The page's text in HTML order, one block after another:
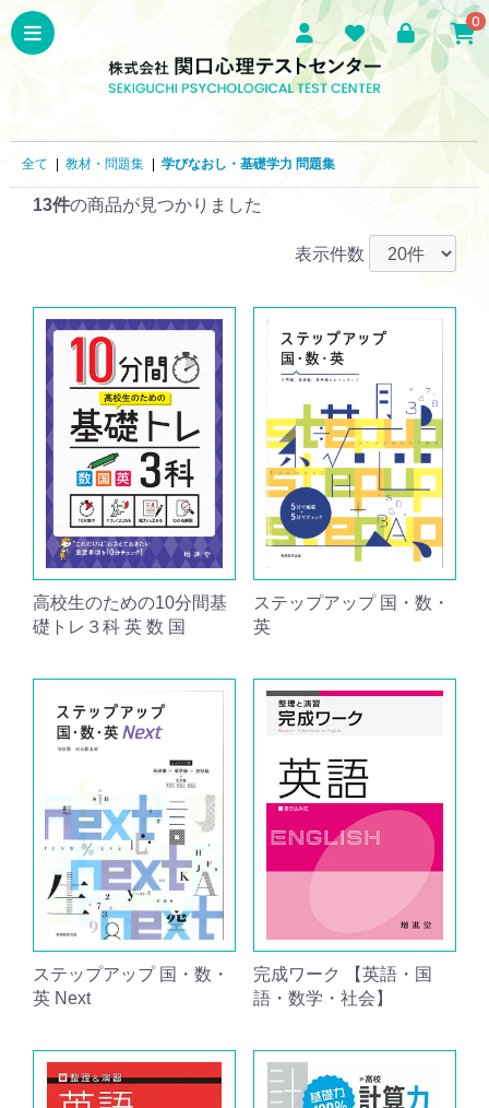
0
全て 教材・問題集 学びなおし・基礎学力 問題集
13件の商品が見つかりました
表示件数
高校生のための10分間基
礎トレ３科 英 数 国
ステップアップ 国・数・
英
ステップアップ 国・数・
英 Next
完成ワーク 【英語・国
語・数学・社会】